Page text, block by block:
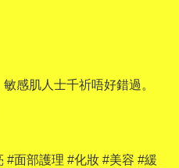
感肌人士千祈唔好錯過。
#面部護理 #化妝 #美容 #緩